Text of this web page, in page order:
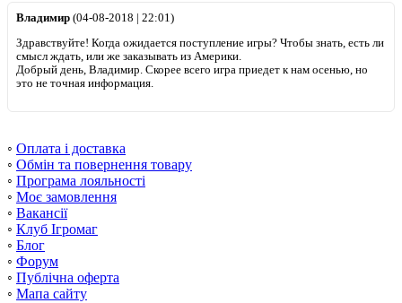
Владимир (04-08-2018 | 22:01)
Здравствуйте! Когда ожидается поступление игры? Чтобы знать, есть ли
смысл ждать, или же заказывать из Америки.
Добрый день, Владимир. Скорее всего игра приедет к нам осенью, но
это не точная информация.
◦ Оплата і доставка
◦ Обмін та повернення товару
◦ Програма лояльності
◦ Моє замовлення
◦ Вакансії
◦ Клуб Ігромаг
◦ Блог
◦ Форум
◦ Публічна оферта
◦ Мапа сайту